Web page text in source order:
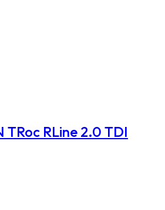
TRoc RLine 2.0 TDI